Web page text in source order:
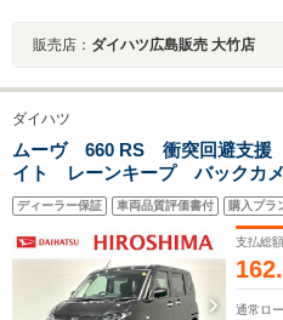
販売店： ダイハツ広島販売 大竹店
ダイハツ
ムーヴ 660 RS 衝突回避支
イト レーンキープ バックカ
電動格納ドアミラー アイドリ
キー付 盗難防止装置 オート
ト
ディーラー保証 車両品質評価書付 購入プラ
支払総額
162.
通常ロ